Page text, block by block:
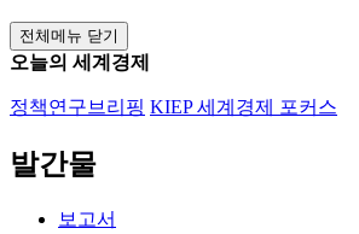
전체메뉴 닫기
오늘의 세계경제
정책연구브리핑 KIEP 세계경제 포커스
발간물
보고서